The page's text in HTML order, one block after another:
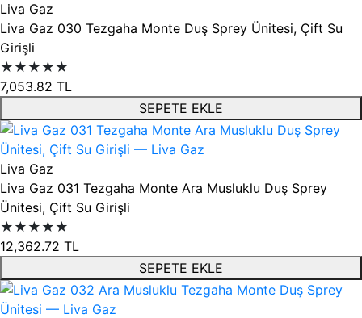
Liva Gaz
Liva Gaz 030 Tezgaha Monte Duş Sprey Ünitesi, Çift Su
Girişli
★★★★★
7,053.82 TL
SEPETE EKLE
Liva Gaz
Liva Gaz 031 Tezgaha Monte Ara Musluklu Duş Sprey
Ünitesi, Çift Su Girişli
★★★★★
12,362.72 TL
SEPETE EKLE